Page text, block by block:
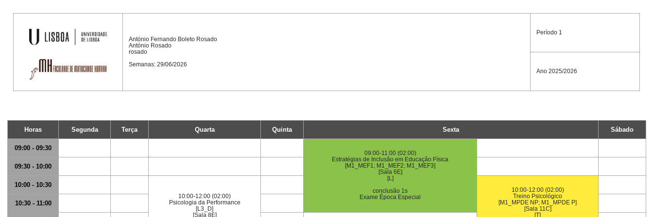
António Fernando Boleto Rosado
António Rosado
rosado
Semanas: 29/06/2026
Período 1
Ano 2025/2026
Horas Segunda Terça Quarta Quinta Sexta Sábado
09:00 - 09:30
09:00-11:00 (02:00)
Estratégias de Inclusão em Educação Física
[M1_MEF1; M1_MEF2; M1_MEF3]
[Sala 6E]
[L]
conclusão 1s
Exame Época Especial
09:30 - 10:00
10:00 - 10:30
10:00-12:00 (02:00)
Psicologia da Performance
[L3_D]
[Sala 8E]
10:00-12:00 (02:00)
Treino Psicológico
[M1_MPDE NP; M1_MPDE P]
[Sala 11C]
[T]
10:30 - 11:00